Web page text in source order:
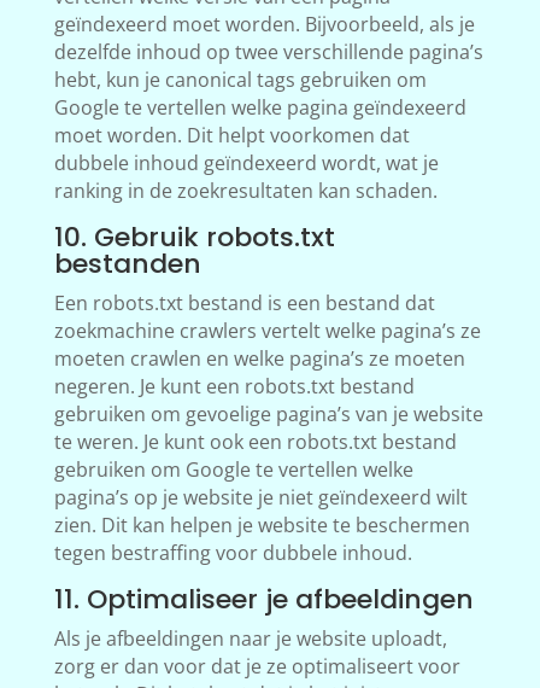
geïndexeerd moet worden. Bijvoorbeeld, als je
dezelfde inhoud op twee verschillende pagina’s
hebt, kun je canonical tags gebruiken om
Google te vertellen welke pagina geïndexeerd
moet worden. Dit helpt voorkomen dat
dubbele inhoud geïndexeerd wordt, wat je
ranking in de zoekresultaten kan schaden.
10. Gebruik robots.txt
bestanden
Een robots.txt bestand is een bestand dat
zoekmachine crawlers vertelt welke pagina’s ze
moeten crawlen en welke pagina’s ze moeten
negeren. Je kunt een robots.txt bestand
gebruiken om gevoelige pagina’s van je website
te weren. Je kunt ook een robots.txt bestand
gebruiken om Google te vertellen welke
pagina’s op je website je niet geïndexeerd wilt
zien. Dit kan helpen je website te beschermen
tegen bestraffing voor dubbele inhoud.
11. Optimaliseer je afbeeldingen
Als je afbeeldingen naar je website uploadt,
zorg er dan voor dat je ze optimaliseert voor